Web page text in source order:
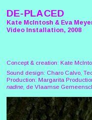
DE-PLACED
Kate McIntosh & Eva
Video Installation, 2008
Concept & creation: Kate
Sound design: Charo Calvo,
Production: Margarita
nadine, de Vlaamse